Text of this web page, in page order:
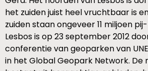
het zuiden juist heel vruchtbaar is
zuiden staan ongeveer 11 miljoen
Lesbos is op 23 september 2012
conferentie van geoparken van
in het Global Geopark Network. De